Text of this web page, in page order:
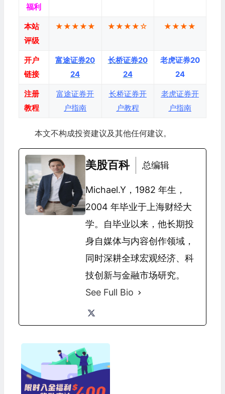
福利
本站
评级
★★★★★ ★★★★☆ ★★★★
开户
链接
富途证券20
24
长桥证券20
24
老虎证券20
24
注册
教程
富途证券开
户指南
长桥证券开
户教程
老虎证券开
户指南
本文不构成投资建议及其他任何建议。
美股百科 总编辑
Michael.Y，1982 年生，
2004 年毕业于上海财经大
学。自毕业以来，他长期投
身自媒体与内容创作领域，
同时深耕全球宏观经济、科
技创新与金融市场研究。
See Full Bio